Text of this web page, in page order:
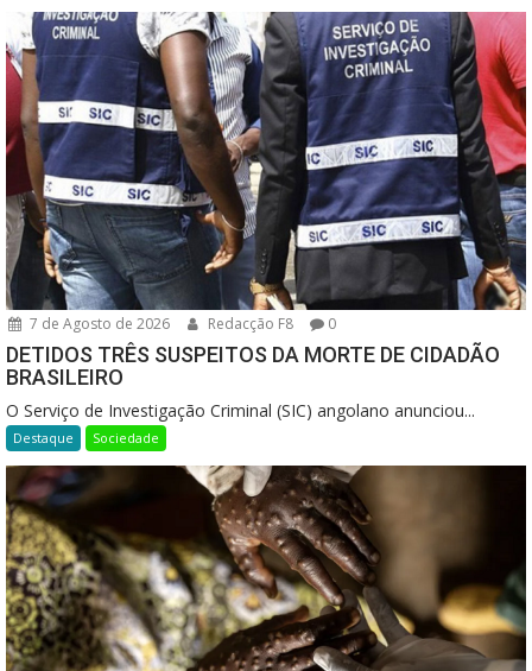
7 de Agosto de 2026 Redacção F8 0
DETIDOS TRÊS SUSPEITOS DA MORTE DE CIDADÃO
BRASILEIRO
O Serviço de Investigação Criminal (SIC) angolano anunciou...
Destaque Sociedade